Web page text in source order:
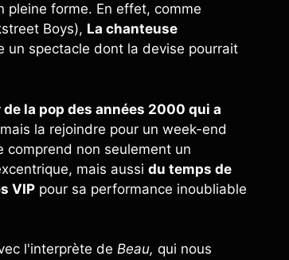
pleine forme. En effet, comme
Boys), La chanteuse
un spectacle dont la devise pourrait
la pop des années 2000 qui a
la rejoindre pour un week-end
non seulement un
mais aussi du temps de
VIP pour sa performance inoubliable
l'interprète de Beau, qui nous